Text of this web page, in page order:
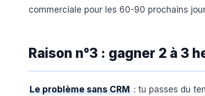
commerciale pour les 60-90 prochains
Raison n°3 : gagner 2 à 3
Le problème sans CRM : tu passes du